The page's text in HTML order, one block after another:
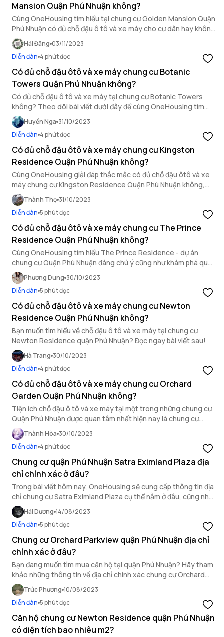
Mansion Quận Phú Nhuận không?
Cùng OneHousing tìm hiểu tại chung cư Golden Mansion Quận
Phú Nhuận có đủ chỗ đậu ô tô và xe máy cho cư dân hay không
qua bài viết ngay sau đây!
Hải Đăng 03/11/2023
Diễn đàn 4 phút đọc
Có đủ chỗ đậu ôtô và xe máy chung cư Botanic
Towers Quận Phú Nhuận không?
Có đủ chỗ đậu ô tô và xe máy tại chung cư Botanic Towers
không? Theo dõi bài viết dưới đây để cùng OneHousing tìm
kiếm lời giải đáp cho câu hỏi trên.
Huyền Nga 31/10/2023
Diễn đàn 4 phút đọc
Có đủ chỗ đậu ôtô và xe máy chung cư Kingston
Residence Quận Phú Nhuận không?
Cùng OneHousing giải đáp thắc mắc có đủ chỗ đậu ôtô và xe
máy chung cư Kingston Residence Quận Phú Nhuận không,
trong bài viết sau đây!
Thành Thọ 31/10/2023
Diễn đàn 5 phút đọc
Có đủ chỗ đậu ôtô và xe máy chung cư The Prince
Residence Quận Phú Nhuận không?
Cùng OneHousing tìm hiểu The Prince Residence - dự án
chung cư Quận Phú Nhuận đáng chú ý cũng như khám phá quy
mô chỗ đậu ô tô và xe máy tại đây!
Phương Dung 30/10/2023
Diễn đàn 5 phút đọc
Có đủ chỗ đậu ôtô và xe máy chung cư Newton
Residence Quận Phú Nhuận không?
Bạn muốn tìm hiểu về chỗ đậu ô tô và xe máy tại chung cư
Newton Residence quận Phú Nhuận? Đọc ngay bài viết sau!
Hà Trang 30/10/2023
Diễn đàn 4 phút đọc
Có đủ chỗ đậu ôtô và xe máy chung cư Orchard
Garden Quận Phú Nhuận không?
Tiện ích chỗ đậu ô tô và xe máy tại một trong những chung cư
Quận Phú Nhuận được quan tâm nhất hiện nay là chung cư
Orchard Garden như thế nào?
Thành Hòa 30/10/2023
Diễn đàn 4 phút đọc
Chung cư quận Phú Nhuận Satra Eximland Plaza địa
chỉ chính xác ở đâu?
Trong bài viết hôm nay, OneHousing sẽ cung cấp thông tin địa
chỉ chung cư Satra Eximland Plaza cụ thể nằm ở đâu, cũng như
các loại hình căn hộ tại chung cư có điểm gì đặc biệt.
Hải Dương 14/08/2023
Diễn đàn 5 phút đọc
Chung cư Orchard Parkview quận Phú Nhuận địa chỉ
chính xác ở đâu?
Bạn đang muốn tìm mua căn hộ tại quận Phú Nhuận? Hãy tham
khảo những thông tin về địa chỉ chính xác chung cư Orchard
Parkview trong bài viết này của OneHousing!
Trúc Phương 10/08/2023
Diễn đàn 5 phút đọc
Căn hộ chung cư Newton Residence quận Phú Nhuận
có diện tích bao nhiêu m2?